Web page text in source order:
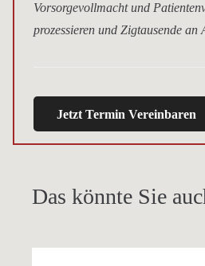
Vorsorgevollmacht und
prozessieren und Zigtausende
Jetzt Termin Vereinbaren
Das könnte Sie